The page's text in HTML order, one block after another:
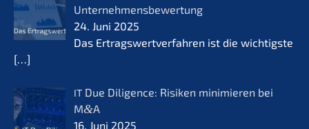
Unternehmensbewertung
24. Juni 2025
Das Ertrags­wert­ver­fah­ren ist die wichtigs­te
[…]
IT Due Diligence: Risiken minimie­ren bei
M&A
16. Juni 2025